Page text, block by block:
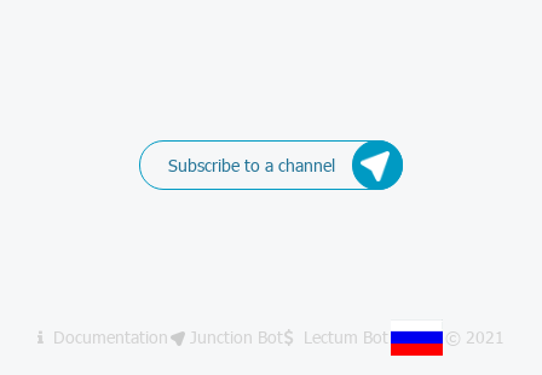
Subscribe to a channel
Documentation Junction Bot Lectum Bot © 2021